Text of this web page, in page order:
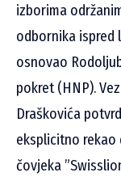
izborima
odbornika
osnovao
pokret (HNP).
Draškovića
eksplicitno rekao
čovjeka